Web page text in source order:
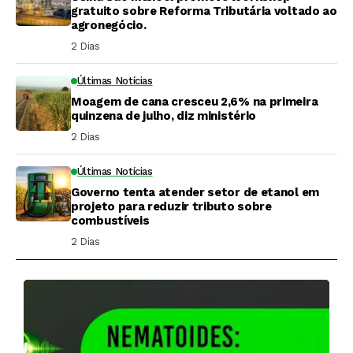
gratuito sobre Reforma Tributária voltado ao
agronegócio.
2 Dias ⁮
Últimas Notícias
Moagem de cana cresceu 2,6% na primeira
quinzena de julho, diz ministério
2 Dias ⁮
Últimas Notícias
Governo tenta atender setor de etanol em
projeto para reduzir tributo sobre
combustíveis
2 Dias ⁮